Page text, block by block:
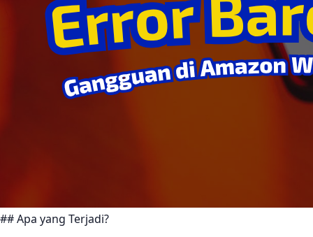
## Apa yang Terjadi?